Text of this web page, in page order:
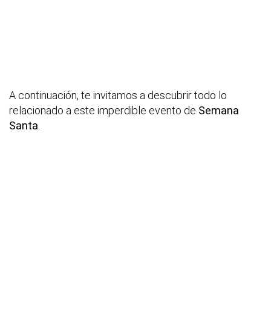
A continuación, te invitamos a descubrir todo lo
relacionado a este imperdible evento de Semana
Santa